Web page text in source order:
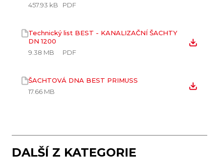
457.93 kB
PDF
Technický list BEST - KANALIZAČNÍ ŠACHTY
DN 1200
9.38 MB
PDF
ŠACHTOVÁ DNA BEST PRIMUSS
17.66 MB
DALŠÍ Z KATEGORIE